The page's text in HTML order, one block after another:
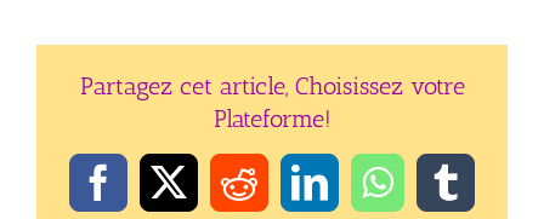
Partagez cet article, Choisissez votre
Plateforme!
Facebook
X RedditLinkedInWhatsApp